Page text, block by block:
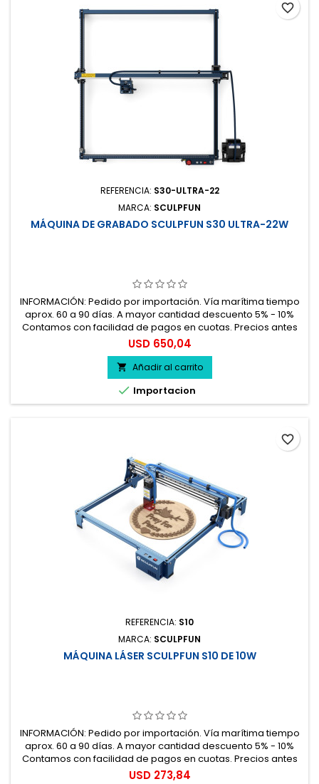
REFERENCIA: S30-ULTRA-22
MARCA: SCULPFUN
MÁQUINA DE GRABADO SCULPFUN S30 ULTRA-22W
INFORMACIÓN: Pedido por importación. Vía marítima tiempo
aprox. 60 a 90 días. A mayor cantidad descuento 5% - 10%
Contamos con facilidad de pagos en cuotas. Precios antes
del impuesto. 100% seguro.
Precio
USD 650,04
 Añadir al carrito
 Importacion
favorite_border
REFERENCIA: S10
MARCA: SCULPFUN
MÁQUINA LÁSER SCULPFUN S10 DE 10W
INFORMACIÓN: Pedido por importación. Vía marítima tiempo
aprox. 60 a 90 días. A mayor cantidad descuento 5% - 10%
Contamos con facilidad de pagos en cuotas. Precios antes
del impuesto. 100% seguro.
Precio
USD 273,84
favorite_border